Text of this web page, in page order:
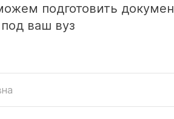
подготовить
под ваш вуз